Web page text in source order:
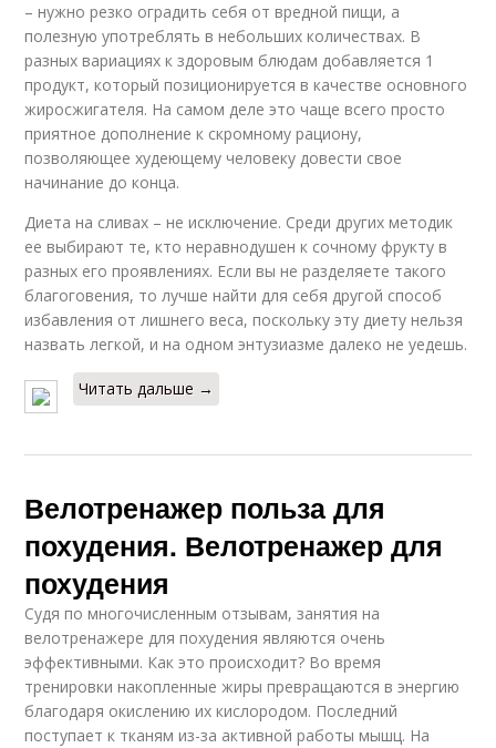
– нужно резко оградить себя от вредной пищи, а
полезную употреблять в небольших количествах. В
разных вариациях к здоровым блюдам добавляется 1
продукт, который позиционируется в качестве основного
жиросжигателя. На самом деле это чаще всего просто
приятное дополнение к скромному рациону,
позволяющее худеющему человеку довести свое
начинание до конца.
Диета на сливах – не исключение. Среди других методик
ее выбирают те, кто неравнодушен к сочному фрукту в
разных его проявлениях. Если вы не разделяете такого
благоговения, то лучше найти для себя другой способ
избавления от лишнего веса, поскольку эту диету нельзя
назвать легкой, и на одном энтузиазме далеко не уедешь.
Читать дальше →
Велотренажер польза для
похудения. Велотренажер для
похудения
Судя по многочисленным отзывам, занятия на
велотренажере для похудения являются очень
эффективными. Как это происходит? Во время
тренировки накопленные жиры превращаются в энергию
благодаря окислению их кислородом. Последний
поступает к тканям из-за активной работы мышц. На